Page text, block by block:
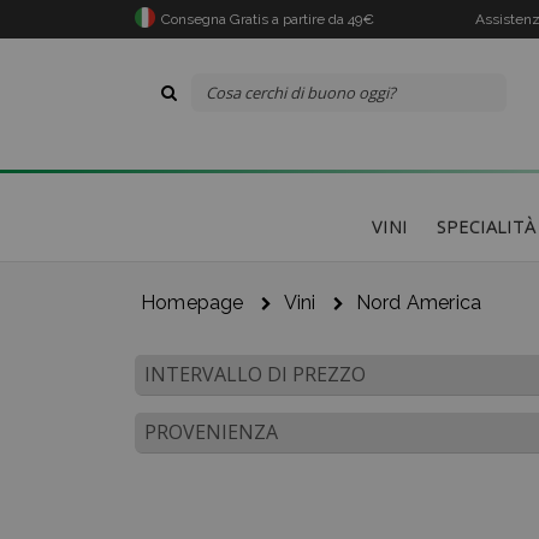
Consegna Gratis a partire da 49€
VINI SPECIALITÀ
Homepage Vini Nord America
INTERVALLO DI PREZZO
PROVENIENZA
Il